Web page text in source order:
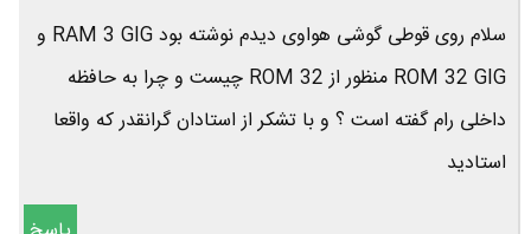
سلام روی قوطی گوشی هواوی دیدم نوشته بود RAM 3 GIG و
ROM 32 GIG منظور از ROM 32 چیست و چرا به حافظه
داخلی رام گفته است ؟ و با تشکر از استادان گرانقدر که واقعا
استادید